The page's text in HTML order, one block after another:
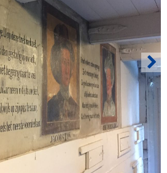
Naar